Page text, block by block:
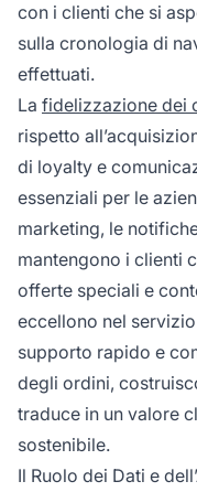
con i clienti che si
sulla cronologia di
effettuati.
La fidelizzazione dei
rispetto
di loyalty e
essenziali per le
marketing, le
mantengono i clienti
offerte speciali e
eccellono nel
supporto rapido e
degli ordini,
traduce in un valore
sostenibile.
Il Ruolo dei Dati e